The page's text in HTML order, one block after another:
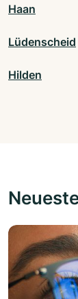
Haan
Lüdenscheid
Hilden